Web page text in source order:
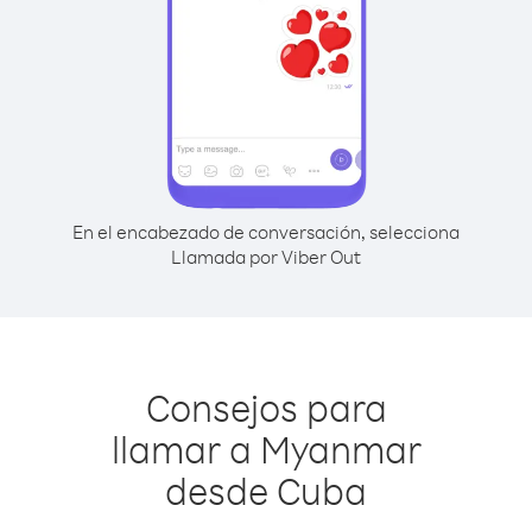
En el encabezado de conversación, selecciona
Llamada por Viber Out
Consejos para
llamar a Myanmar
desde Cuba